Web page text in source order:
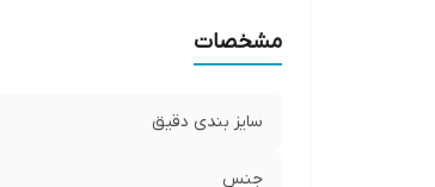
مشخصات
سایز بندی دقیق
جنس